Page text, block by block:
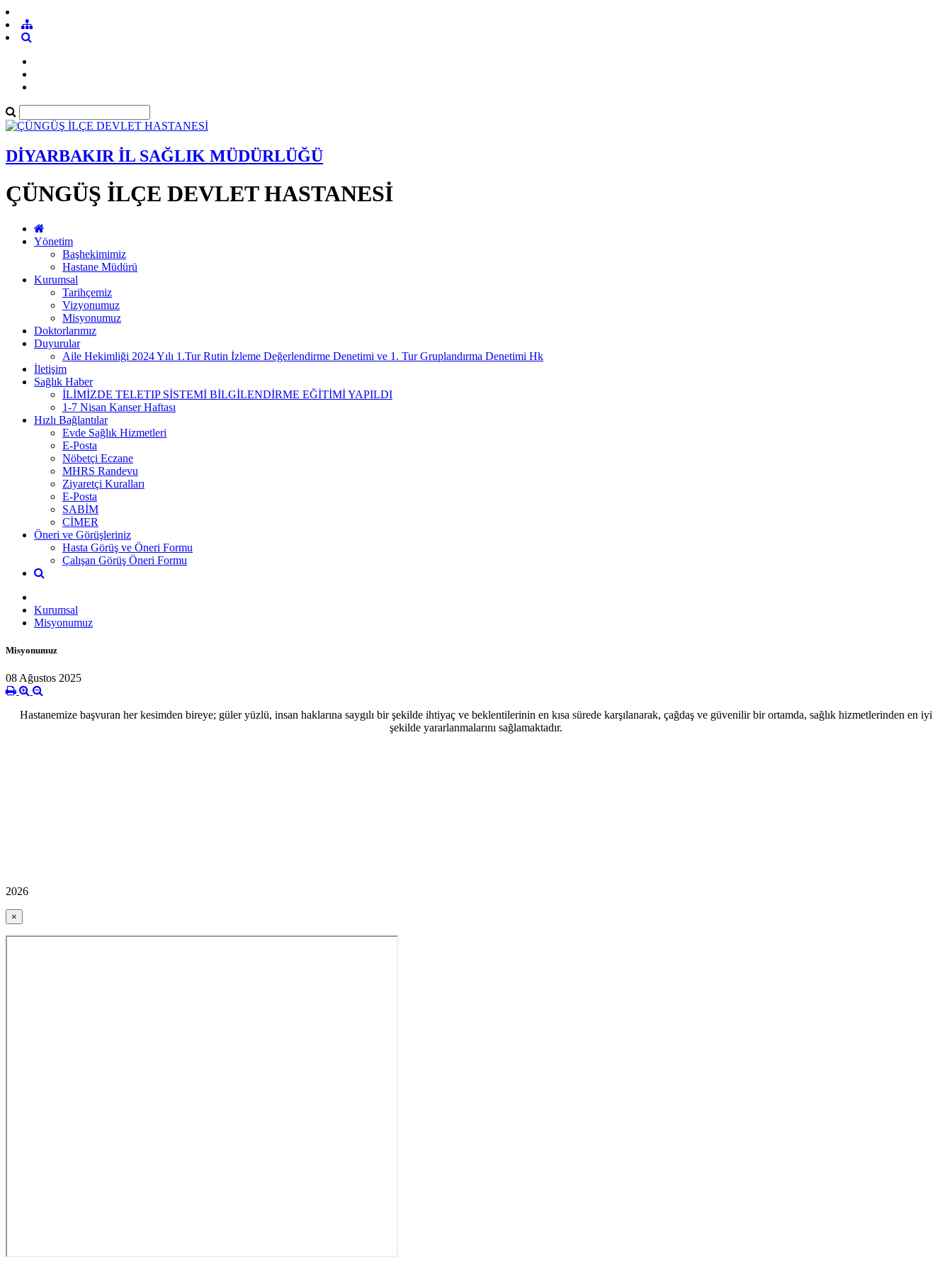
DİYARBAKIR İL SAĞLIK MÜDÜRLÜĞÜ
ÇÜNGÜŞ İLÇE DEVLET HASTANESİ
Yönetim
Başhekimimiz
Hastane Müdürü
Kurumsal
Tarihçemiz
Vizyonumuz
Misyonumuz
Doktorlarımız
Duyurular
Aile Hekimliği 2024 Yılı 1.Tur Rutin İzleme Değerlendirme Denetimi ve 1. Tur Gruplandırma Denetimi Hk
İletişim
Sağlık Haber
İLİMİZDE TELETIP SİSTEMİ BİLGİLENDİRME EĞİTİMİ YAPILDI
1-7 Nisan Kanser Haftası
Hızlı Bağlantılar
Evde Sağlık Hizmetleri
E-Posta
Nöbetçi Eczane
MHRS Randevu
Ziyaretçi Kuralları
E-Posta
SABİM
CİMER
Öneri ve Görüşleriniz
Hasta Görüş ve Öneri Formu
Çalışan Görüş Öneri Formu
Kurumsal
Misyonumuz
Misyonumuz
08 Ağustos 2025
Hastanemize başvuran her kesimden bireye; güler yüzlü, insan haklarına saygılı bir şekilde ihtiyaç ve beklentilerinin en kısa sürede karşılanarak, çağdaş ve güvenilir bir ortamda, sağlık hizmetlerinden en iyi
şekilde yararlanmalarını sağlamaktadır.
2026
×